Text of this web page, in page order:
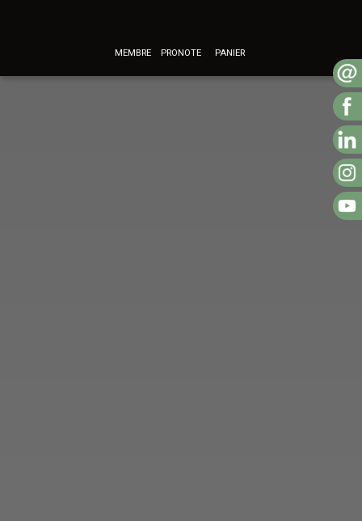
MEMBRE PRONOTE PANIER